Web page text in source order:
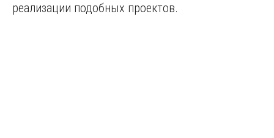
реализации подобных проектов.